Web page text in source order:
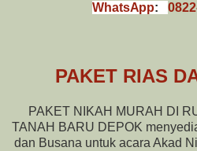
WhatsApp:
PAKET RIAS
PAKET NIKAH MURAH DI
TANAH BARU DEPOK
dan Busana untuk acara Akad